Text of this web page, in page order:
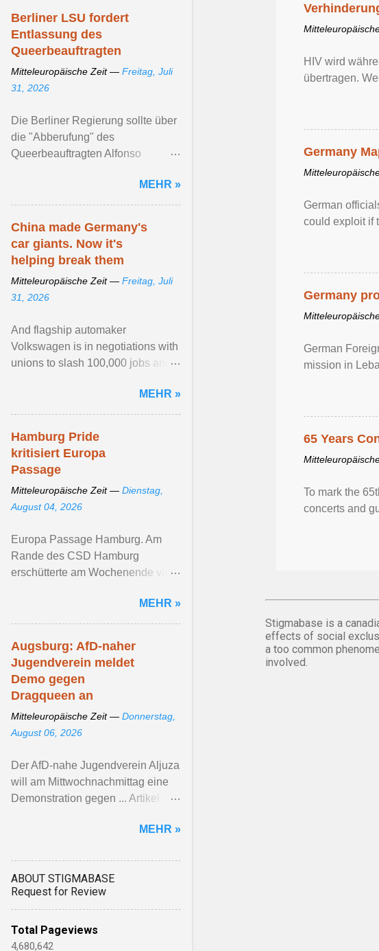
HIV wird
übertragen.
Germany
German
could exploit if
Germany
German
mission ​in
65 Years
To mark the
concerts and
Stigmabase is a
effects of social
a too common
involved.
Berliner LSU fordert
Entlassung des
Queerbeauftragten
Mitteleuropäische Zeit — Freitag, Juli
31, 2026
Die Berliner Regierung sollte über
die "Abberufung" des
Queerbeauftragten Alfonso
MEHR »
China made Germany's
car giants. Now it's
helping break them
Mitteleuropäische Zeit — Freitag, Juli
31, 2026
And flagship automaker
Volkswagen is in negotiations with
unions to slash 100,000 jobs and
fuel for the far - right ... Artikel
ansehen ...
MEHR »
Hamburg Pride
kritisiert Europa
Passage
Mitteleuropäische Zeit — Dienstag,
August 04, 2026
Europa Passage Hamburg. Am
Rande des CSD Hamburg
erschütterte am Wochenende viele
MEHR »
Augsburg: AfD-naher
Jugendverein meldet
Demo gegen
Dragqueen an
Mitteleuropäische Zeit — Donnerstag,
August 06, 2026
Der AfD-nahe Jugendverein Aljuza
will am Mittwochnachmittag eine
Demonstration gegen ... Artikel
MEHR »
ABOUT STIGMABASE
Request for Review
Total Pageviews
4,680,642